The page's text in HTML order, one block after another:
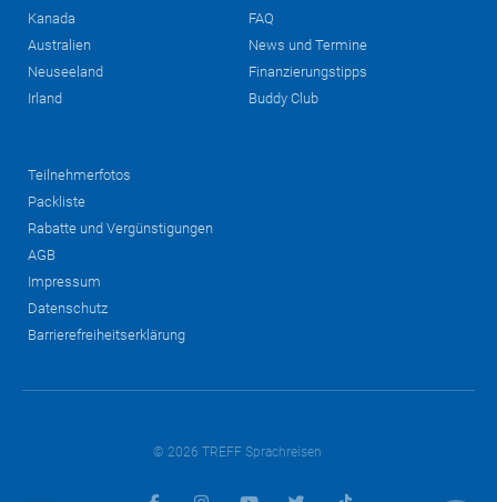
Kanada
Australien
Neuseeland
Irland
FAQ
News und Termine
Finanzierungstipps
Buddy Club
Teilnehmerfotos
Packliste
Rabatte und Vergünstigungen
AGB
Impressum
Datenschutz
Barrierefreiheitserklärung
© 2026 TREFF Sprachreisen